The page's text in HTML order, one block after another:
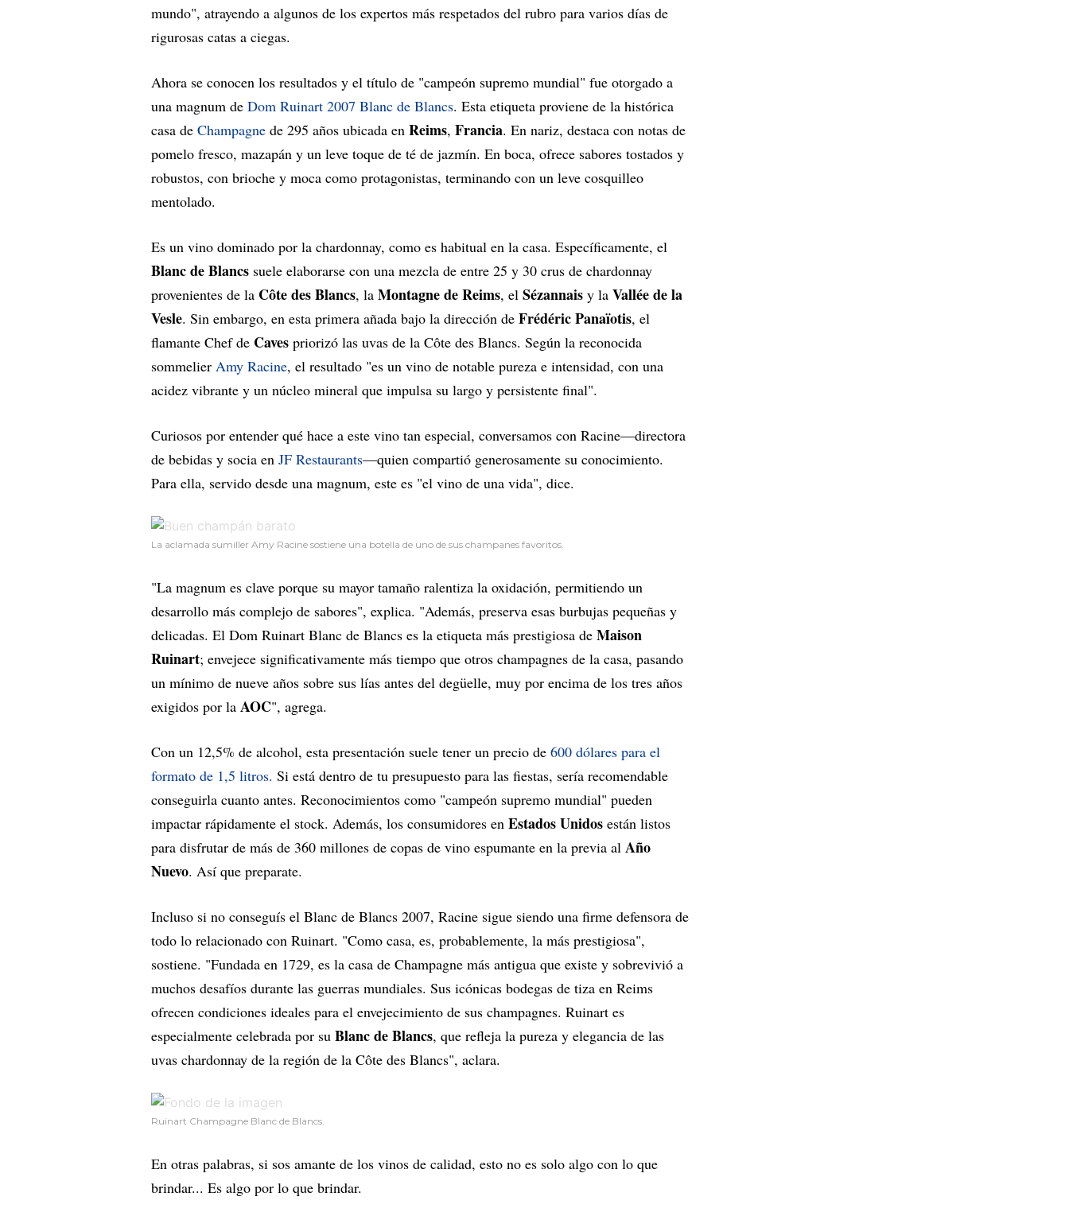
mundo", atrayendo a algunos de los expertos más respetados del rubro para varios días de
rigurosas catas a ciegas.
Ahora se conocen los resultados y el título de "campeón supremo mundial" fue otorgado a
una magnum de Dom Ruinart 2007 Blanc de Blancs. Esta etiqueta proviene de la histórica
casa de Champagne de 295 años ubicada en Reims, Francia. En nariz, destaca con notas de
pomelo fresco, mazapán y un leve toque de té de jazmín. En boca, ofrece sabores tostados y
robustos, con brioche y moca como protagonistas, terminando con un leve cosquilleo
mentolado.
Es un vino dominado por la chardonnay, como es habitual en la casa. Específicamente, el
Blanc de Blancs suele elaborarse con una mezcla de entre 25 y 30 crus de chardonnay
provenientes de la Côte des Blancs, la Montagne de Reims, el Sézannais y la Vallée de la
Vesle. Sin embargo, en esta primera añada bajo la dirección de Frédéric Panaïotis, el
flamante Chef de Caves priorizó las uvas de la Côte des Blancs. Según la reconocida
sommelier Amy Racine, el resultado "es un vino de notable pureza e intensidad, con una
acidez vibrante y un núcleo mineral que impulsa su largo y persistente final".
Curiosos por entender qué hace a este vino tan especial, conversamos con Racine—directora
de bebidas y socia en JF Restaurants—quien compartió generosamente su conocimiento.
Para ella, servido desde una magnum, este es "el vino de una vida", dice.
La aclamada sumiller Amy Racine sostiene una botella de uno de sus champanes favoritos.
"La magnum es clave porque su mayor tamaño ralentiza la oxidación, permitiendo un
desarrollo más complejo de sabores", explica. "Además, preserva esas burbujas pequeñas y
delicadas. El Dom Ruinart Blanc de Blancs es la etiqueta más prestigiosa de Maison
Ruinart; envejece significativamente más tiempo que otros champagnes de la casa, pasando
un mínimo de nueve años sobre sus lías antes del degüelle, muy por encima de los tres años
exigidos por la AOC", agrega.
Con un 12,5% de alcohol, esta presentación suele tener un precio de 600 dólares para el
formato de 1,5 litros. Si está dentro de tu presupuesto para las fiestas, sería recomendable
conseguirla cuanto antes. Reconocimientos como "campeón supremo mundial" pueden
impactar rápidamente el stock. Además, los consumidores en Estados Unidos están listos
para disfrutar de más de 360 millones de copas de vino espumante en la previa al Año
Nuevo. Así que preparate.
Incluso si no conseguís el Blanc de Blancs 2007, Racine sigue siendo una firme defensora de
todo lo relacionado con Ruinart. "Como casa, es, probablemente, la más prestigiosa",
sostiene. "Fundada en 1729, es la casa de Champagne más antigua que existe y sobrevivió a
muchos desafíos durante las guerras mundiales. Sus icónicas bodegas de tiza en Reims
ofrecen condiciones ideales para el envejecimiento de sus champagnes. Ruinart es
especialmente celebrada por su Blanc de Blancs, que refleja la pureza y elegancia de las
uvas chardonnay de la región de la Côte des Blancs", aclara.
Ruinart Champagne Blanc de Blancs.
En otras palabras, si sos amante de los vinos de calidad, esto no es solo algo con lo que
brindar... Es algo por lo que brindar.